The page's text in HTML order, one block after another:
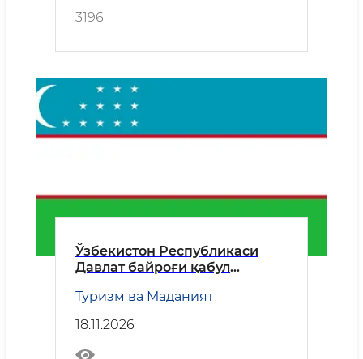
3196
Ўзбекистон Республикаси
Давлат байроғи қабул
Туризм ва Маданият
18.11.2026